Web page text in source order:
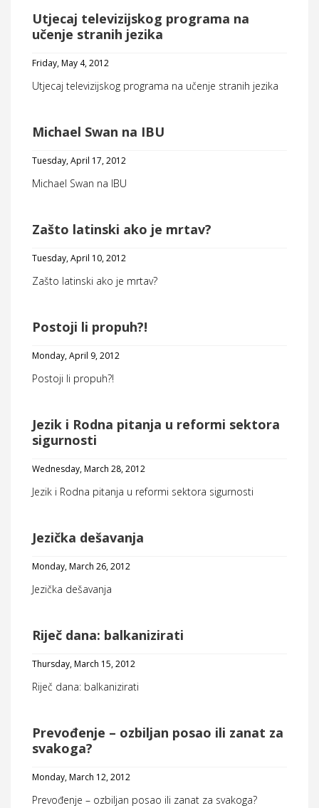
Utjecaj televizijskog programa na
učenje stranih jezika
Friday, May 4, 2012
Utjecaj televizijskog programa na učenje stranih jezika
Michael Swan na IBU
Tuesday, April 17, 2012
Michael Swan na IBU
Zašto latinski ako je mrtav?
Tuesday, April 10, 2012
Zašto latinski ako je mrtav?
Postoji li propuh?!
Monday, April 9, 2012
Postoji li propuh?!
Jezik i Rodna pitanja u reformi sektora
sigurnosti
Wednesday, March 28, 2012
Jezik i Rodna pitanja u reformi sektora sigurnosti
Jezička dešavanja
Monday, March 26, 2012
Jezička dešavanja
Riječ dana: balkanizirati
Thursday, March 15, 2012
Riječ dana: balkanizirati
Prevođenje – ozbiljan posao ili zanat za
svakoga?
Monday, March 12, 2012
Prevođenje – ozbiljan posao ili zanat za svakoga?